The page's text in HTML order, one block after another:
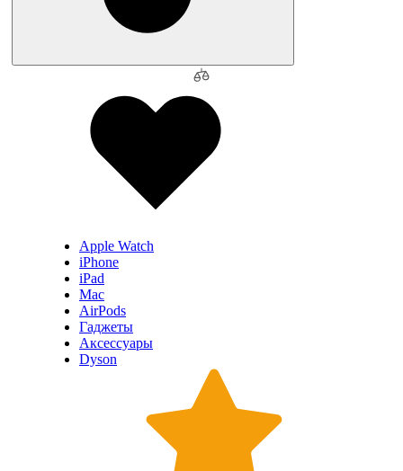
Apple Watch
iPhone
iPad
Mac
AirPods
Гаджеты
Аксессуары
Dyson